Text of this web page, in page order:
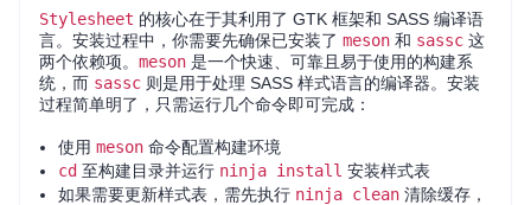
Stylesheet 的核心在于其利用了 GTK 框架和 SASS 编译语
言。安装过程中，你需要先确保已安装了 meson 和 sassc 这
两个依赖项。 meson 是一个快速、可靠且易于使用的构建系
统，而 sassc 则是用于处理 SASS 样式语言的编译器。安装
过程简单明了，只需运行几个命令即可完成：
使用 meson 命令配置构建环境
cd 至构建目录并运行 ninja install 安装样式表
如果需要更新样式表，需先执行 ninja clean 清除缓存，